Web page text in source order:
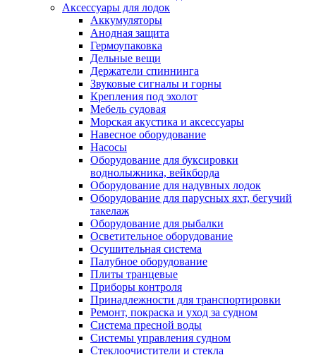
Аксессуары для лодок
Аккумуляторы
Анодная защита
Гермоупаковка
Дельные вещи
Держатели спиннинга
Звуковые сигналы и горны
Крепления под эхолот
Мебель судовая
Морская акустика и аксессуары
Навесное оборудование
Насосы
Оборудование для буксировки
воднолыжника, вейкборда
Оборудование для надувных лодок
Оборудование для парусных яхт, бегучий
такелаж
Оборудование для рыбалки
Осветительное оборудование
Осушительная система
Палубное оборудование
Плиты транцевые
Приборы контроля
Принадлежности для транспортировки
Ремонт, покраска и уход за судном
Система пресной воды
Системы управления судном
Стеклоочистители и стекла